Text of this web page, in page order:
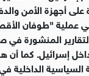
أجهزة الأمن
عملية "طوفان
المنشورة في
إسرائيل. كما
السياسية الداخلية